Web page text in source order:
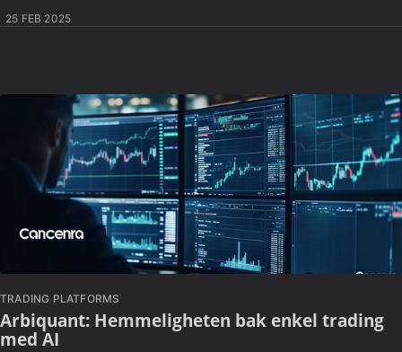
25 FEB 2025
TRADING PLATFORMS
Arbiquant: Hemmeligheten bak enkel trading
med AI